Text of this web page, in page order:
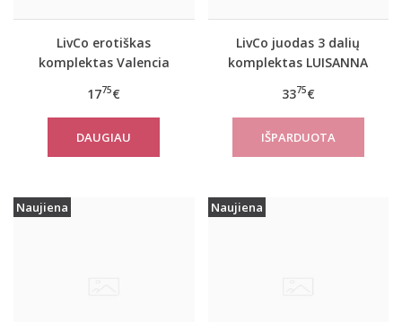
LivCo erotiškas
komplektas Valencia
1775€
DAUGIAU
LivCo juodas 3 dalių
komplektas LUISANNA
3375€
Naujiena Naujiena